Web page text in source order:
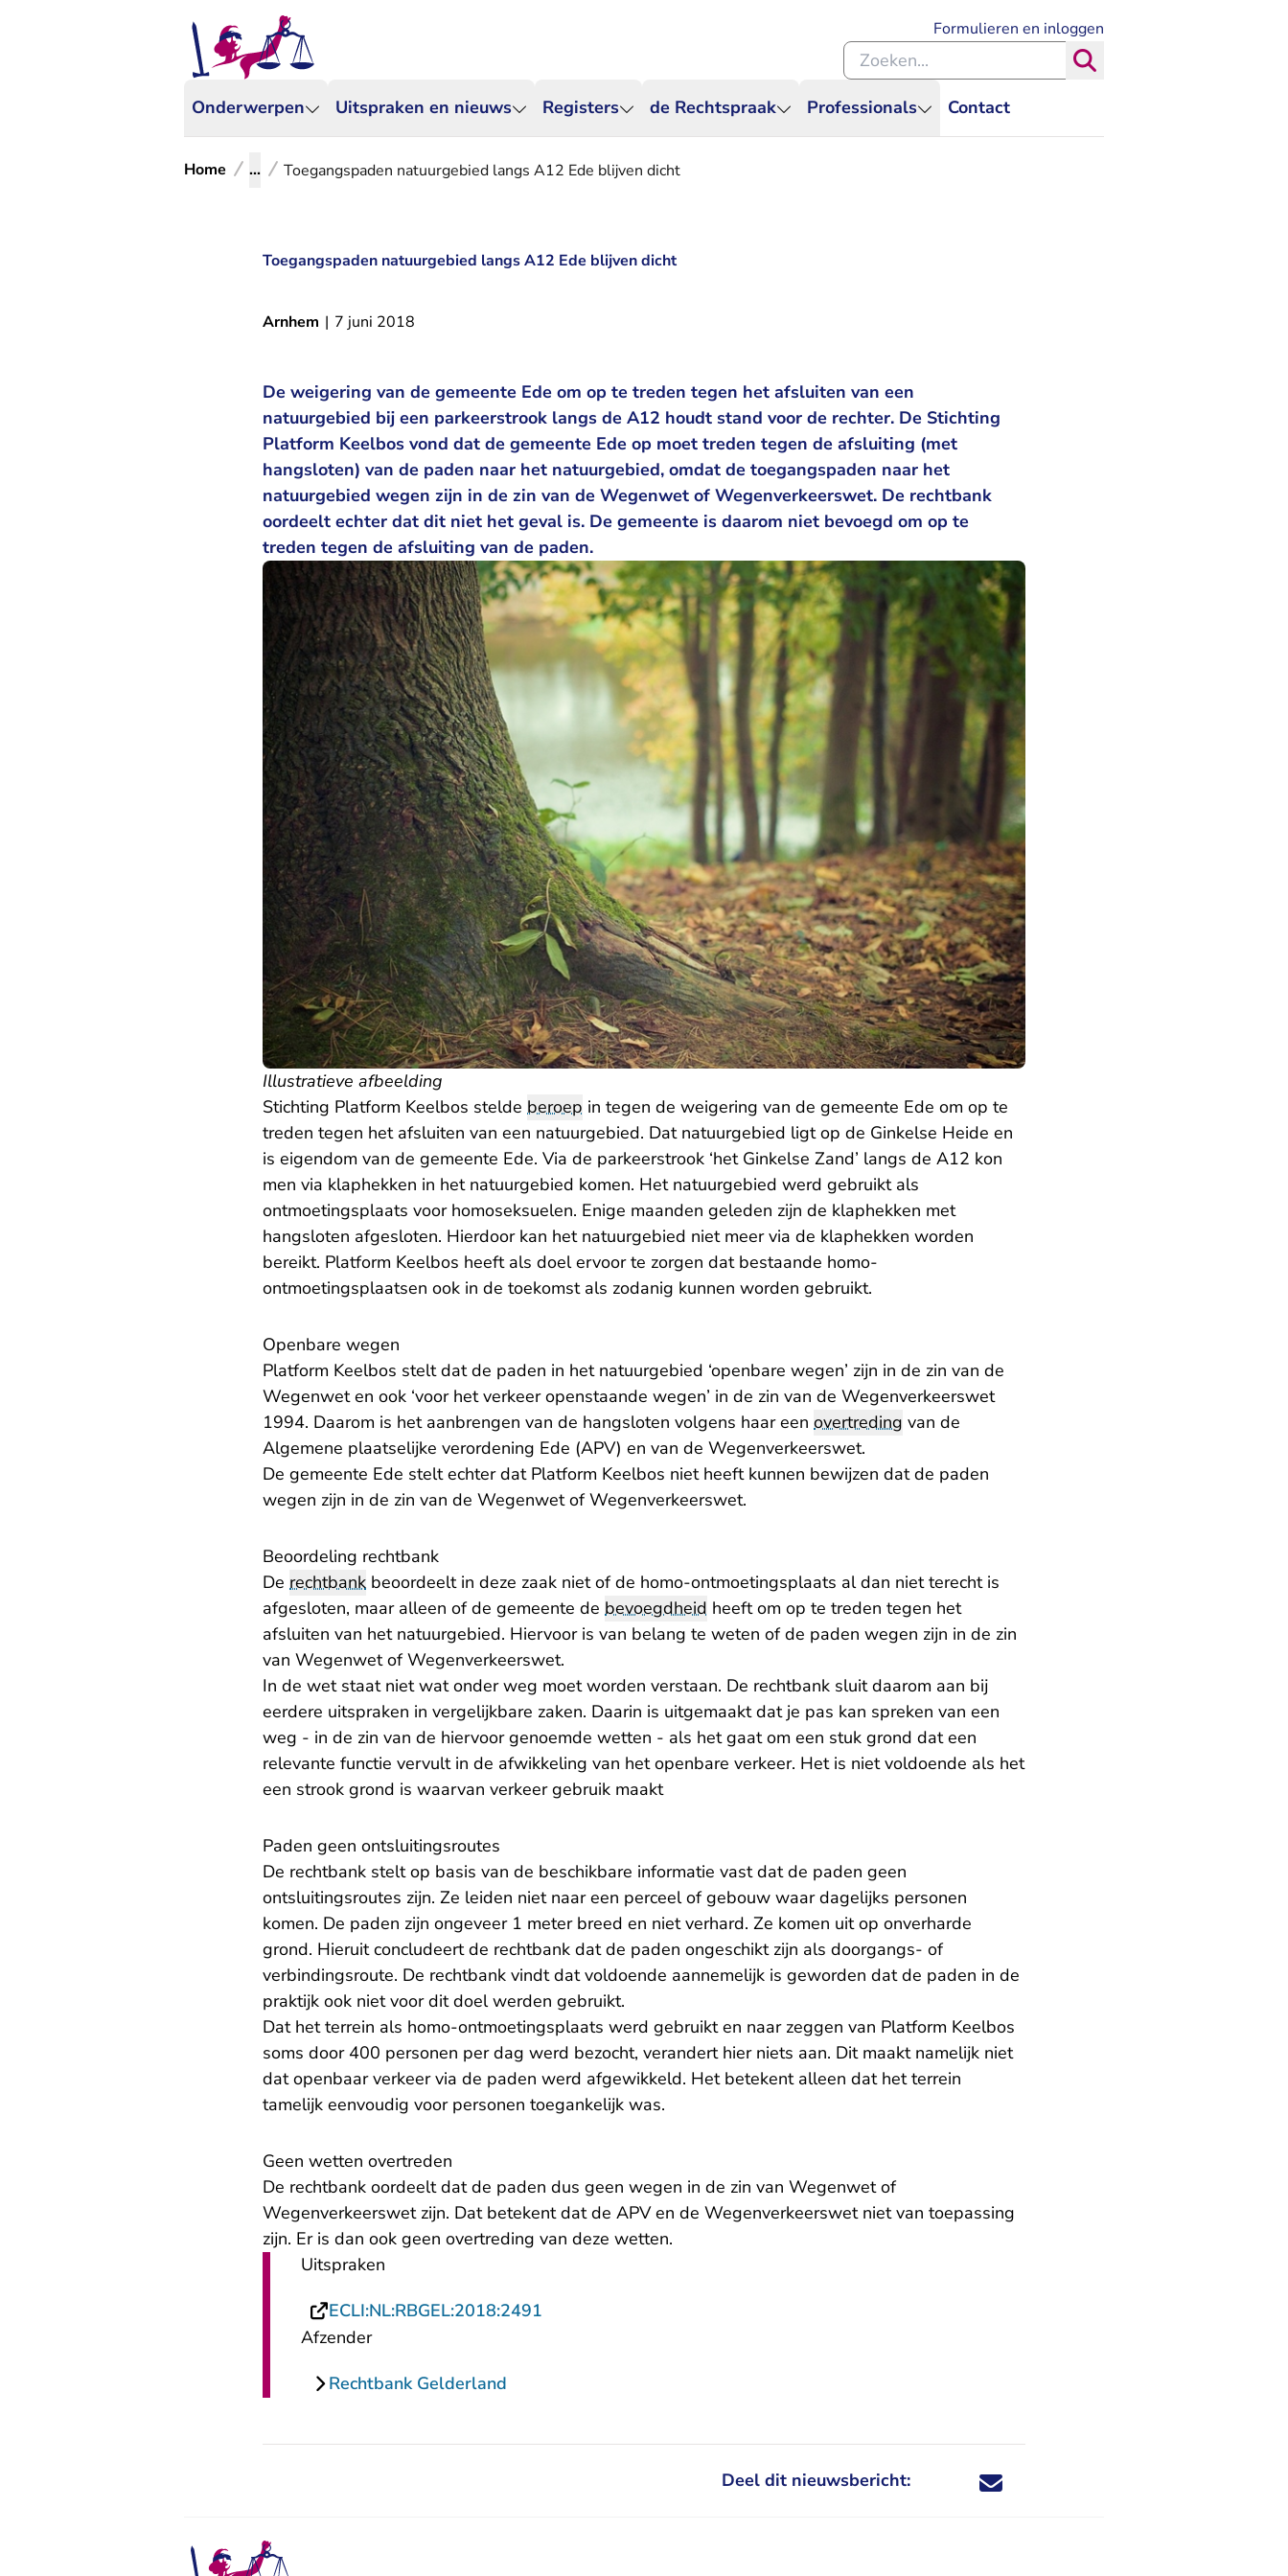
Onderwerpen Uitspraken en nieuws Registers de Rechtspraak Professionals Contact
Formulieren en inloggen
Zoeken binnen de Rechtspraak
Home ... Toegangspaden natuurgebied langs A12 Ede blijven dicht
Toegangspaden natuurgebied langs A12 Ede blijven dicht
Arnhem | 7 juni 2018
De weigering van de gemeente Ede om op te treden tegen het afsluiten van een
natuurgebied bij een parkeerstrook langs de A12 houdt stand voor de rechter. De Stichting
Platform Keelbos vond dat de gemeente Ede op moet treden tegen de afsluiting (met
hangsloten) van de paden naar het natuurgebied, omdat de toegangspaden naar het
natuurgebied wegen zijn in de zin van de Wegenwet of Wegenverkeerswet. De rechtbank
oordeelt echter dat dit niet het geval is. De gemeente is daarom niet bevoegd om op te
treden tegen de afsluiting van de paden.
Illustratieve afbeelding
Stichting Platform Keelbos stelde beroep in tegen de weigering van de gemeente Ede om op te
treden tegen het afsluiten van een natuurgebied. Dat natuurgebied ligt op de Ginkelse Heide en
is eigendom van de gemeente Ede. Via de parkeerstrook ‘het Ginkelse Zand’ langs de A12 kon
men via klaphekken in het natuurgebied komen. Het natuurgebied werd gebruikt als
ontmoetingsplaats voor homoseksuelen. Enige maanden geleden zijn de klaphekken met
hangsloten afgesloten. Hierdoor kan het natuurgebied niet meer via de klaphekken worden
bereikt. Platform Keelbos heeft als doel ervoor te zorgen dat bestaande homo-
ontmoetingsplaatsen ook in de toekomst als zodanig kunnen worden gebruikt.
Openbare wegen
Platform Keelbos stelt dat de paden in het natuurgebied ‘openbare wegen’ zijn in de zin van de
Wegenwet en ook ‘voor het verkeer openstaande wegen’ in de zin van de Wegenverkeerswet
1994. Daarom is het aanbrengen van de hangsloten volgens haar een overtreding van de
Algemene plaatselijke verordening Ede (APV) en van de Wegenverkeerswet.
De gemeente Ede stelt echter dat Platform Keelbos niet heeft kunnen bewijzen dat de paden
wegen zijn in de zin van de Wegenwet of Wegenverkeerswet.
Beoordeling rechtbank
De rechtbank beoordeelt in deze zaak niet of de homo-ontmoetingsplaats al dan niet terecht is
afgesloten, maar alleen of de gemeente de bevoegdheid heeft om op te treden tegen het
afsluiten van het natuurgebied. Hiervoor is van belang te weten of de paden wegen zijn in de zin
van Wegenwet of Wegenverkeerswet.
In de wet staat niet wat onder weg moet worden verstaan. De rechtbank sluit daarom aan bij
eerdere uitspraken in vergelijkbare zaken. Daarin is uitgemaakt dat je pas kan spreken van een
weg - in de zin van de hiervoor genoemde wetten - als het gaat om een stuk grond dat een
relevante functie vervult in de afwikkeling van het openbare verkeer. Het is niet voldoende als het
een strook grond is waarvan verkeer gebruik maakt
Paden geen ontsluitingsroutes
De rechtbank stelt op basis van de beschikbare informatie vast dat de paden geen
ontsluitingsroutes zijn. Ze leiden niet naar een perceel of gebouw waar dagelijks personen
komen. De paden zijn ongeveer 1 meter breed en niet verhard. Ze komen uit op onverharde
grond. Hieruit concludeert de rechtbank dat de paden ongeschikt zijn als doorgangs- of
verbindingsroute. De rechtbank vindt dat voldoende aannemelijk is geworden dat de paden in de
praktijk ook niet voor dit doel werden gebruikt.
Dat het terrein als homo-ontmoetingsplaats werd gebruikt en naar zeggen van Platform Keelbos
soms door 400 personen per dag werd bezocht, verandert hier niets aan. Dit maakt namelijk niet
dat openbaar verkeer via de paden werd afgewikkeld. Het betekent alleen dat het terrein
tamelijk eenvoudig voor personen toegankelijk was.
Geen wetten overtreden
De rechtbank oordeelt dat de paden dus geen wegen in de zin van Wegenwet of
Wegenverkeerswet zijn. Dat betekent dat de APV en de Wegenverkeerswet niet van toepassing
zijn. Er is dan ook geen overtreding van deze wetten.
Uitspraken
ECLI:NL:RBGEL:2018:2491
Afzender
Rechtbank Gelderland
Deel dit nieuwsbericht: Deel dit nieuwsbericht via X - U verlaat
Deel dit nieuwsbericht via Facebook - U
Deel dit nieuwsbericht via e-mail
Deel dit nieuwsbericht via LinkedIn - U